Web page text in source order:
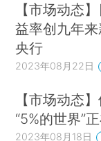
【市场动态
益率创九年
央行
2023年08月22日
【市场动态
“5%的世界”
2023年08月18日